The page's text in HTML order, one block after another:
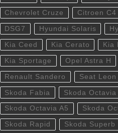
Chevrolet Cruze Citroen C4
DSG7 Hyundai Solaris
Kia Ceed Kia Cerato Kia
Kia Sportage Opel Astra H
Renault Sandero Seat Leon
Skoda Fabia Skoda
Skoda Octavia A5 Skoda
Skoda Rapid Skoda Superb